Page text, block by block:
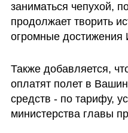
заниматься чепухой,
продолжает творить
огромные достижения
Также добавляется,
оплатят полет в
средств - по тарифу,
министерства главы